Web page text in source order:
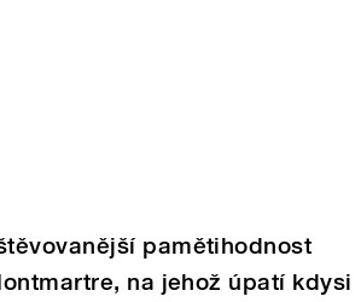
pamětihodnost
na jehož úpatí kdysi